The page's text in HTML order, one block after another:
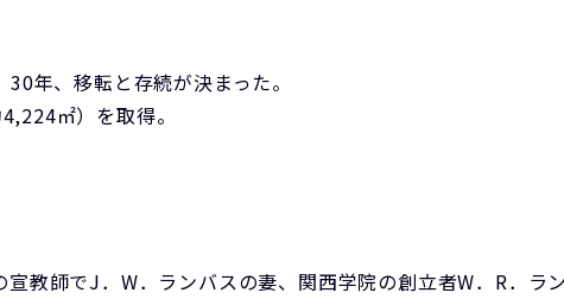
年、移転と存続が決まった。
㎡）を取得。
教師でJ．W．ランバスの妻、関西学院の創立者W．R．ラ